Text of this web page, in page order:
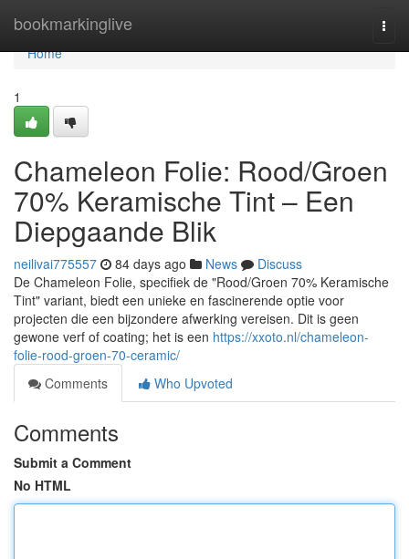
bookmarkinglive
Home
Home
1
Chameleon Folie: Rood/Groen
70% Keramische Tint – Een
Diepgaande Blik
neilivai775557 84 days ago News
Discuss
De Chameleon Folie, specifiek de "Rood/Groen 70% Keramische
Tint" variant, biedt een unieke en fascinerende optie voor
projecten die een bijzondere afwerking vereisen. Dit is geen
gewone verf of coating; het is een https://xxoto.nl/chameleon-
folie-rood-groen-70-ceramic/
Comments
Who Upvoted
Comments
Submit a Comment
No HTML